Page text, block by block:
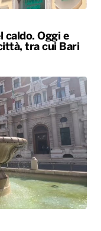
caldo. Oggi e
tra cui Bari